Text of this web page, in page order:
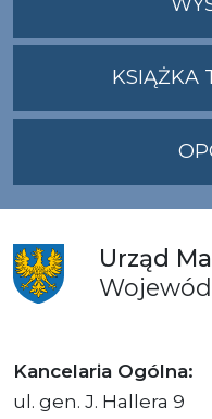
KSIĄŻKA
Urząd
Kancelaria Ogólna:
ul. gen. J. Hallera 9